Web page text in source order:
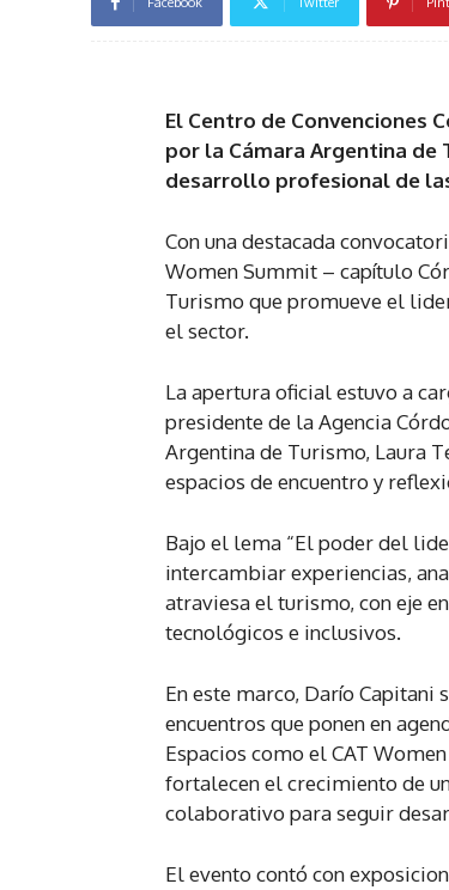
El Centro de Convenciones
por la Cámara Argentina
desarrollo profesional de
Con una destacada
Women Summit – capítulo
Turismo que promueve el
el sector.
La apertura oficial estuvo a
presidente de la Agencia
Argentina de Turismo, Laura
espacios de encuentro y
Bajo el lema “El poder del
intercambiar experiencias,
atraviesa el turismo, con eje
tecnológicos e inclusivos.
En este marco, Darío Capitani
encuentros que ponen en
Espacios como el CAT
fortalecen el crecimiento de
colaborativo para seguir
El evento contó con